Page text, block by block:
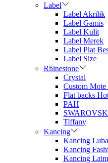
Label
Label Akrilik
Label Gamis
Label Kulit
Label Merek
Label Plat
Label Size
Rhinestone
Crystal
Custom Mote
Flat backs
PAH
Tiffany
Kancing
Kancing
Kancing
Kancing